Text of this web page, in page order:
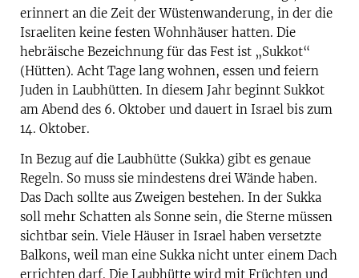
erinnert an die Zeit der Wüstenwanderung, in der die
Israeliten keine festen Wohnhäuser hatten. Die
hebräische Bezeichnung für das Fest ist „Sukkot“
(Hütten). Acht Tage lang wohnen, essen und feiern
Juden in Laubhütten. In diesem Jahr beginnt Sukkot
am Abend des 6. Oktober und dauert in Israel bis zum
14. Oktober.
In Bezug auf die Laubhütte (Sukka) gibt es genaue
Regeln. So muss sie mindestens drei Wände haben.
Das Dach sollte aus Zweigen bestehen. In der Sukka
soll mehr Schatten als Sonne sein, die Sterne müssen
sichtbar sein. Viele Häuser in Israel haben versetzte
Balkons, weil man eine Sukka nicht unter einem Dach
errichten darf. Die Laubhütte wird mit Früchten und